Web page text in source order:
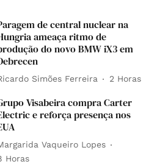
de central nuclear na
ameaça ritmo de
do novo BMW iX3 em
Simões Ferreira 2 Horas
Visabeira compra Carter
e reforça presença nos
Vaqueiro Lopes
Horas